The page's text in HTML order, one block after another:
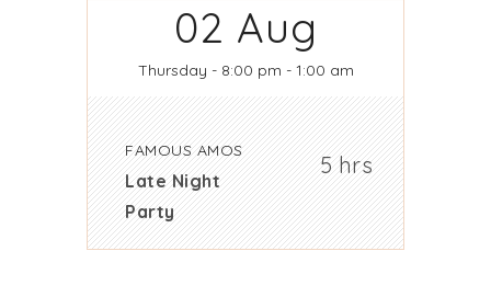
02 Aug
Thursday - 8:00 pm - 1:00 am
FAMOUS AMOS
Late Night
Party
5 hrs